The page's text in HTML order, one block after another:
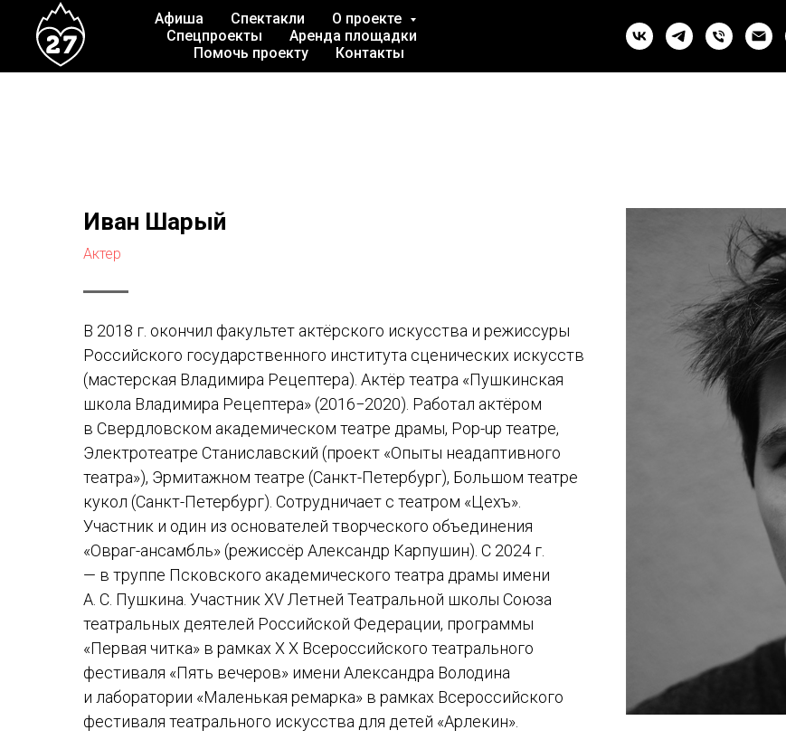
Афиша Спектакли
О проекте
Спецпроекты
Аренда площадки
Помочь проекту
Контакты
Иван Шарый
Актер
В 2018 г. окончил факультет актёрского искусства и режиссуры
Российского государственного института сценических искусств
(мастерская Владимира Рецептера). Актёр театра «Пушкинская
школа Владимира Рецептера» (2016−2020). Работал актёром
в Свердловском академическом театре драмы, Pop-up театре,
Электротеатре Станиславский (проект «Опыты неадаптивного
театра»), Эрмитажном театре (Санкт-Петербург), Большом театре
кукол (Санкт-Петербург). Сотрудничает с театром «Цехъ».
Участник и один из основателей творческого объединения
«Овраг-ансамбль» (режиссёр Александр Карпушин). С 2024 г.
— в труппе Псковского академического театра драмы имени
А. С. Пушкина. Участник XV Летней Театральной школы Союза
театральных деятелей Российской Федерации, программы
«Первая читка» в рамках Х Х Всероссийского театрального
фестиваля «Пять вечеров» имени Александра Володина
и лаборатории «Маленькая ремарка» в рамках Всероссийского
фестиваля театрального искусства для детей «Арлекин».